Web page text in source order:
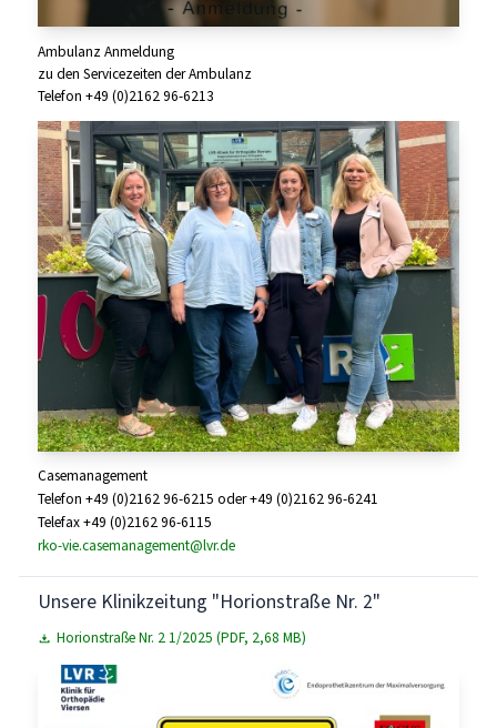
Ambulanz Anmeldung
zu den Servicezeiten der Ambulanz
Telefon +49 (0)2162 96-6213
Casemanagement
Telefon +49 (0)2162 96-6215 oder +49 (0)2162 96-6241
Telefax +49 (0)2162 96-6115
rko-vie.casemanagement@lvr.de
Unsere Klinikzeitung "Horionstraße Nr. 2"
Horionstraße Nr. 2 1/2025 (PDF, 2,68 MB)